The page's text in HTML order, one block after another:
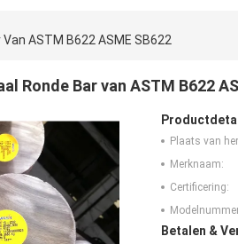
ASTM B622 ASME SB622
Ronde Bar van ASTM B622
Plaats van
Merknaam:
Certificering:
Betalen &